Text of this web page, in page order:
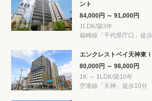
ント
84,000円 ～ 91,000円
1LDK/築3年
箱崎線「千代県庁口」徒
エンクレストベイ天神東Ｉ
80,000円 ～ 98,000円
1K ～ 1LDK/築10年
空港線「天神」徒歩10分